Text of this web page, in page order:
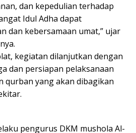
dan kepedulian terhadap
Idul Adha dapat
dan kebersamaan umat,” ujar
kegiatan dilanjutkan dengan
dan persiapan pelaksanaan
qurban yang akan dibagikan
pengurus DKM mushola Al-